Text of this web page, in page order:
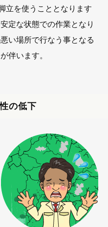
立を使うこととなります
定な状態での作業となり
い場所で行なう事となる
伴います。
の低下